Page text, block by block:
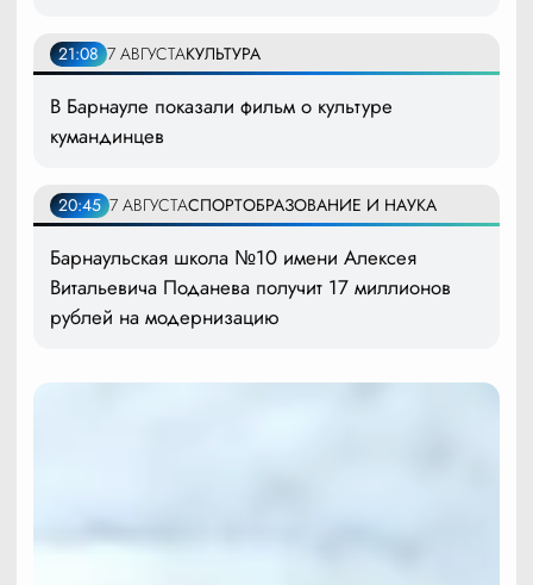
21:08 7 АВГУСТАКУЛЬТУРА
В Барнауле показали фильм о культуре
кумандинцев
20:45 7 АВГУСТАСПОРТОБРАЗОВАНИЕ И НАУКА
Барнаульская школа №10 имени Алексея
Витальевича Поданева получит 17 миллионов
рублей на модернизацию